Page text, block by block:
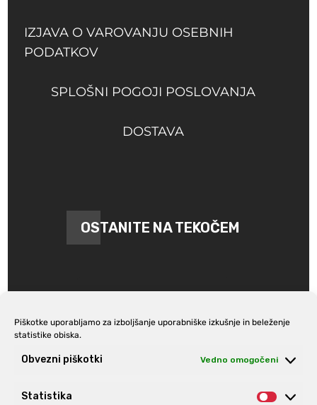
Piškotke uporabljamo za izboljšanje uporabniške izkušnje in beleženje
statistike obiska.
Obvezni piškotki Vedno omogočeni
Statistika
IZJAVA O VAROVANJU OSEBNIH
PODATKOV
SPLOŠNI POGOJI POSLOVANJA
DOSTAVA
OSTANITE NA TEKOČEM